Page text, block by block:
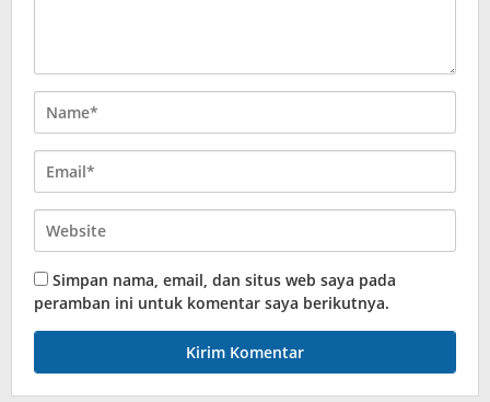
Simpan nama, email, dan situs web saya pada
peramban ini untuk komentar saya berikutnya.